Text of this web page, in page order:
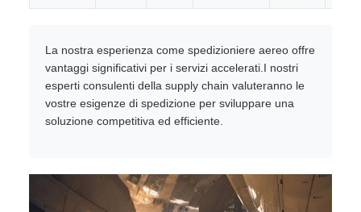
La nostra esperienza come spedizioniere aereo offre
vantaggi significativi per i servizi accelerati.I nostri
esperti consulenti della supply chain valuteranno le
vostre esigenze di spedizione per sviluppare una
soluzione competitiva ed efficiente.